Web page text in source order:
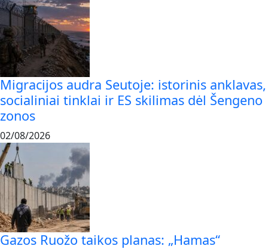
Migracijos audra Seutoje: istorinis anklavas,
socialiniai tinklai ir ES skilimas dėl Šengeno
zonos
02/08/2026
Gazos Ruožo taikos planas: „Hamas“